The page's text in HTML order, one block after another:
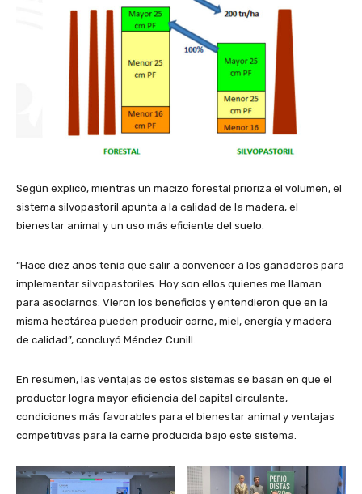
Según explicó, mientras un macizo forestal prioriza el volumen, el
sistema silvopastoril apunta a la calidad de la madera, el
bienestar animal y un uso más eficiente del suelo.
“Hace diez años tenía que salir a convencer a los ganaderos para
implementar silvopastoriles. Hoy son ellos quienes me llaman
para asociarnos. Vieron los beneficios y entendieron que en la
misma hectárea pueden producir carne, miel, energía y madera
de calidad”, concluyó Méndez Cunill.
En resumen, las ventajas de estos sistemas se basan en que el
productor logra mayor eficiencia del capital circulante,
condiciones más favorables para el bienestar animal y ventajas
competitivas para la carne producida bajo este sistema.